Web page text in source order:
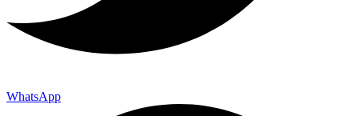
WhatsApp